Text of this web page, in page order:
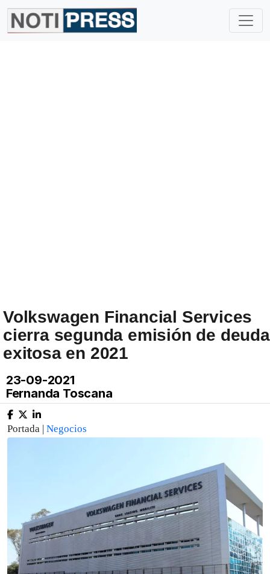
Volkswagen Financial Services
cierra segunda emisión de deuda
exitosa en 2021
23-09-2021
Fernanda Toscana
Portada | Negocios